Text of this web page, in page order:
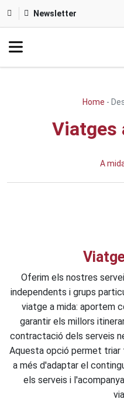
Newsletter
Home -
Viatges
A
Oferim els nostres
independents i grups
viatge a mida: aportem
garantir els millors
contractació dels serveis
Aquesta opció permet triar
a més d'adaptar el
els serveis i